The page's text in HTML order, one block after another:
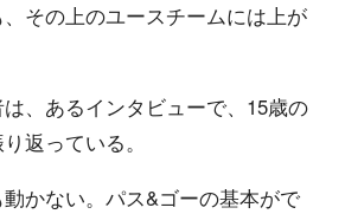
その上のユースチームには上が
、あるインタビューで、15歳の
返っている。
動かない。パス&ゴーの基本がで